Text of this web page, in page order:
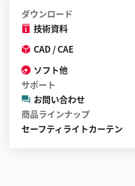
ダウンロード
技術資料
CAD / CAE
ソフト他
サポート
お問い合わせ
商品ラインナップ
セーフティライトカーテン